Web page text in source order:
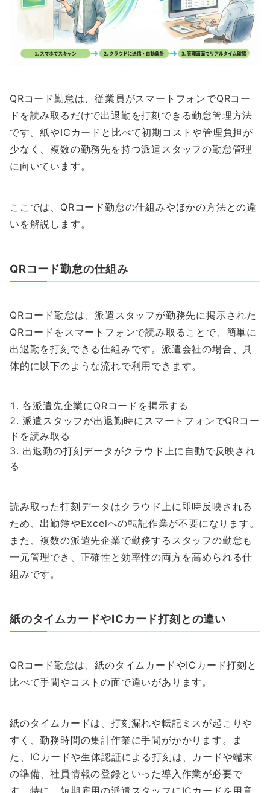
QRコード勤怠は、従業員がスマートフォンでQRコー
ドを読み取るだけで出退勤を打刻できる勤怠管理方法
です。紙やICカードと比べて初期コストや管理負担が
少なく、複数の勤務先を持つ派遣スタッフの勤怠管理
に向いています。
ここでは、QRコード勤怠の仕組みやほかの方法との違
いを解説します。
QRコード勤怠の仕組み
QRコード勤怠は、派遣スタッフが勤務先に掲示された
QRコードをスマートフォンで読み取ることで、簡単に
出退勤を打刻できる仕組みです。派遣会社の場合、具
体的に以下のような流れで利用できます。
各派遣先企業にQRコードを掲示する
派遣スタッフが出退勤時にスマートフォンでQRコー
ドを読み取る
出退勤の打刻データがクラウド上に自動で反映され
る
読み取った打刻データはクラウド上に即時反映される
ため、出勤簿やExcelへの転記作業が不要になります。
また、複数の派遣先企業で勤務するスタッフの勤怠も
一元管理でき、正確性と効率性の両方を高められる仕
組みです。
紙のタイムカードやICカード打刻との違い
QRコード勤怠は、紙のタイムカードやICカード打刻と
比べて手間やコストの面で違いがあります。
紙のタイムカードは、打刻漏れや転記ミスが起こりや
すく、勤務時間の集計作業に手間がかかります。ま
た、ICカードや生体認証による打刻は、カードや端末
の準備、社員情報の登録といった導入作業が必要で